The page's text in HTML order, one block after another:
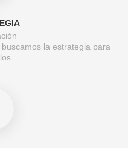
la estrategia para